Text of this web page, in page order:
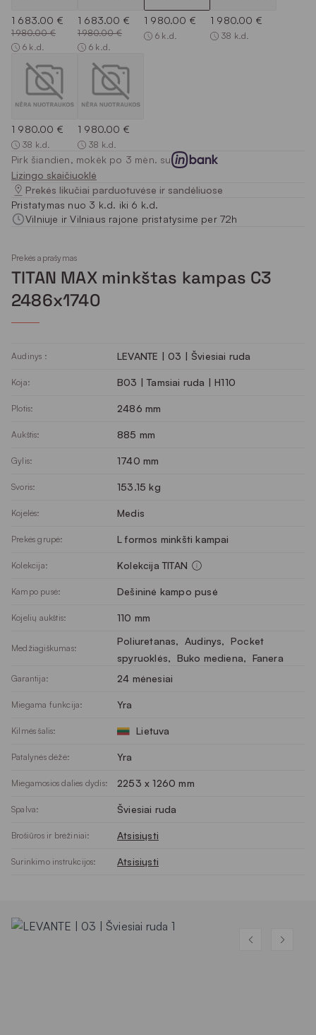
1 683.00 €
1 980.00 €
6 k.d.
1 683.00 €
1 980.00 €
6 k.d.
1 980.00 €
6 k.d.
1 980.00 €
38 k.d.
1 980.00 €
38 k.d.
1 980.00 €
38 k.d.
Pirk šiandien, mokėk po 3 mėn. su
Lizingo skaičiuoklė
Prekės likučiai parduotuvėse ir sandėliuose
Pristatymas nuo 3 k.d. iki 6 k.d.
Vilniuje ir Vilniaus rajone pristatysime per 72h
Prekės aprašymas
TITAN MAX minkštas kampas C3
2486x1740
Audinys : LEVANTE | 03 | Šviesiai ruda
Koja: B03 | Tamsiai ruda | H110
Plotis: 2486 mm
Aukštis: 885 mm
Gylis: 1740 mm
Svoris: 153.15 kg
Kojelės: Medis
Prekės grupė: L formos minkšti kampai
Kolekcija: Kolekcija TITAN
Kampo pusė: Dešininė kampo pusė
Kojelių aukštis: 110 mm
Medžiagiškumas:
Poliuretanas, Audinys, Pocket
spyruoklės, Buko mediena, Fanera
Garantija: 24 mėnesiai
Miegama funkcija: Yra
Kilmės šalis: Lietuva
Patalynės dėžė: Yra
Miegamosios dalies dydis: 2253 x 1260 mm
Spalva: Šviesiai ruda
Brošiūros ir brėžiniai: Atsisiųsti
Surinkimo instrukcijos: Atsisiųsti